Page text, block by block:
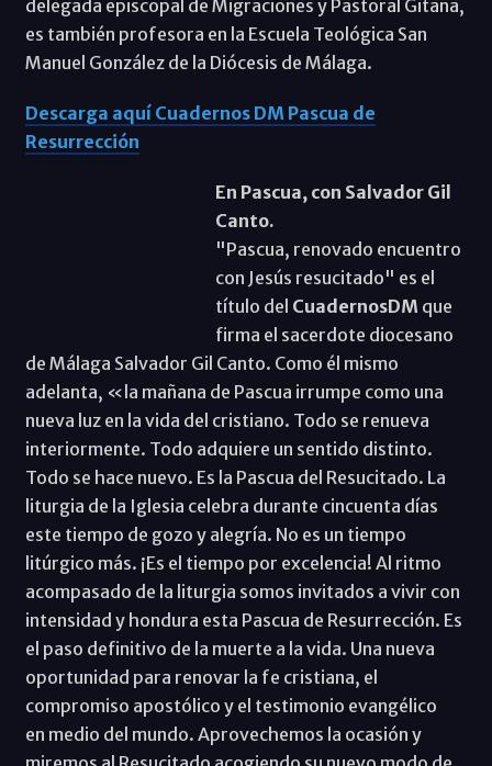
delegada episcopal de Migraciones y Pastoral Gitana,
es también profesora en la Escuela Teológica San
Manuel González de la Diócesis de Málaga.
Descarga aquí Cuadernos DM Pascua de
Resurrección
En Pascua, con Salvador Gil
Canto.
"Pascua, renovado encuentro
con Jesús resucitado" es el
título del CuadernosDM que
firma el sacerdote diocesano
de Málaga Salvador Gil Canto. Como él mismo
adelanta, «la mañana de Pascua irrumpe como una
nueva luz en la vida del cristiano. Todo se renueva
interiormente. Todo adquiere un sentido distinto.
Todo se hace nuevo. Es la Pascua del Resucitado. La
liturgia de la Iglesia celebra durante cincuenta días
este tiempo de gozo y alegría. No es un tiempo
litúrgico más. ¡Es el tiempo por excelencia! Al ritmo
acompasado de la liturgia somos invitados a vivir con
intensidad y hondura esta Pascua de Resurrección. Es
el paso definitivo de la muerte a la vida. Una nueva
oportunidad para renovar la fe cristiana, el
compromiso apostólico y el testimonio evangélico
en medio del mundo. Aprovechemos la ocasión y